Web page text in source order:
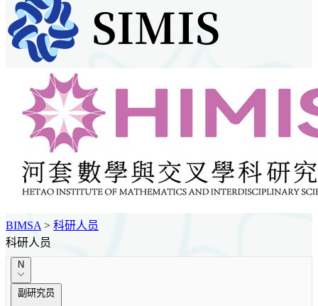
BIMSA > 科研人员
科研人员
N
副研究员